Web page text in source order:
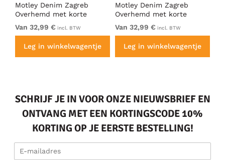
Motley Denim Zagreb
Overhemd met korte
mouw Zwart
Van 32,99 € incl. BTW
Leg in winkelwagentje
Motley Denim Zagreb
Overhemd met korte
mouw Antraciet
Van 32,99 € incl. BTW
Leg in winkelwagentje
SCHRIJF JE IN VOOR ONZE NIEUWSBRIEF EN
ONTVANG MET EEN KORTINGSCODE 10%
KORTING OP JE EERSTE BESTELLING!